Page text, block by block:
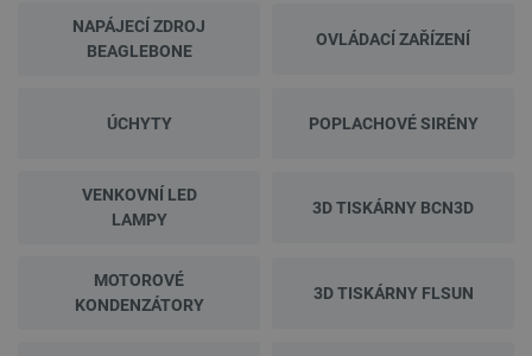
NAPÁJECÍ ZDROJ
BEAGLEBONE
OVLÁDACÍ ZAŘÍZENÍ
ÚCHYTY POPLACHOVÉ SIRÉNY
VENKOVNÍ LED
LAMPY
3D TISKÁRNY BCN3D
MOTOROVÉ
KONDENZÁTORY
3D TISKÁRNY FLSUN